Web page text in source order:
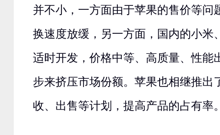
并不小，一方面由于苹果的售价等问
换速度放缓，另一方面，国内的小米
适时开发，价格中等、高质量、性能
步来挤压市场份额。苹果也相继推出
收、出售等计划，提高产品的占有率